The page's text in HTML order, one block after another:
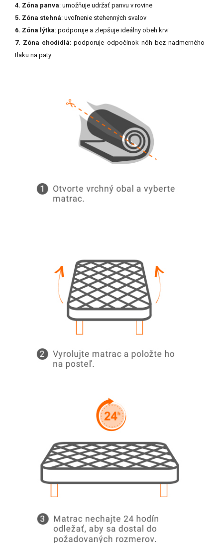
4. Zóna panva: umožňuje udržať panvu v rovine
5. Zóna stehná: uvoľnenie stehenných svalov
6. Zóna lýtka: podporuje a zlepšuje ideálny obeh krvi
7. Zóna chodidlá: podporuje odpočinok nôh bez nadmerného
tlaku na päty